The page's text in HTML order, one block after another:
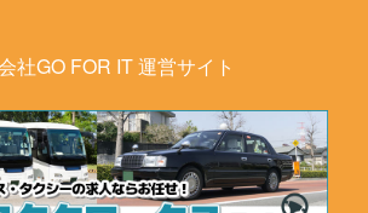
社GO FOR IT 運営サイト